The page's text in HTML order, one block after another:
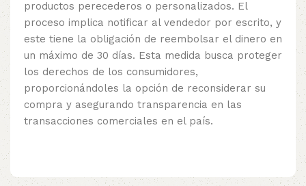
productos perecederos o personalizados. El
proceso implica notificar al vendedor por escrito, y
este tiene la obligación de reembolsar el dinero en
un máximo de 30 días. Esta medida busca proteger
los derechos de los consumidores,
proporcionándoles la opción de reconsiderar su
compra y asegurando transparencia en las
transacciones comerciales en el país.